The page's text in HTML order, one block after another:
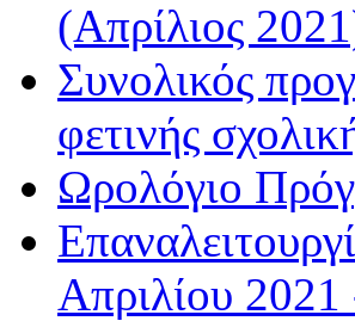
(Απρίλιος
Συνολικός
φετινής
Ωρολόγιο
Απριλίου